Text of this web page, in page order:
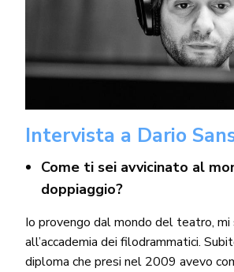
Intervista a Dario
Come ti sei avvicinato al
doppiaggio?
Io provengo dal mondo del teatro,
all’accademia dei filodrammatici.
diploma che presi nel 2009 avevo